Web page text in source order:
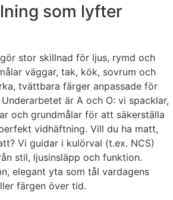
som lyfter
stor skillnad för ljus, rymd och
väggar, tak, kök, sovrum och
tvättbara färger anpassade för
är A och O: vi spacklar,
och grundmålar för att säkerställa
vidhäftning. Vill du ha matt,
Vi guidar i kulörval (t.ex. NCS)
stil, ljusinsläpp och funktion.
elegant yta som tål vardagens
färgen över tid.